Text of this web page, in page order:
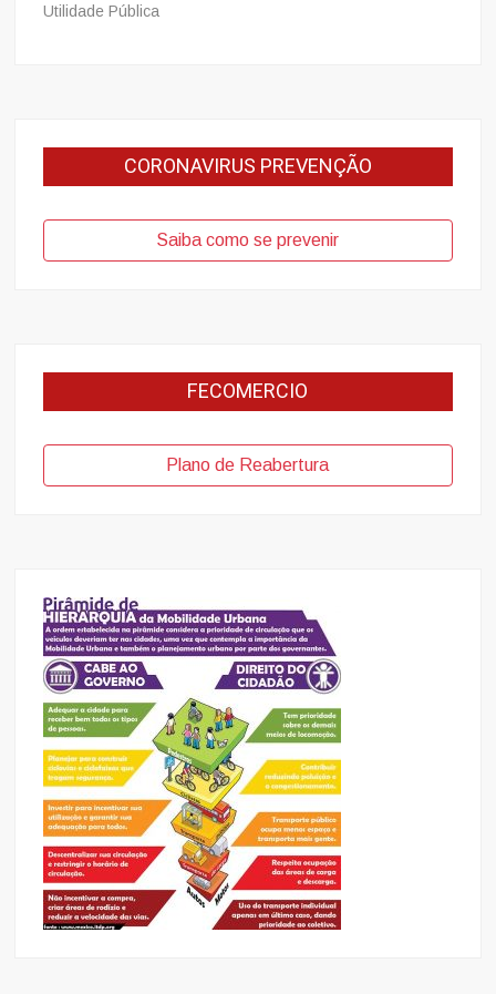
Utilidade Pública
CORONAVIRUS PREVENÇÃO
Saiba como se prevenir
FECOMERCIO
Plano de Reabertura